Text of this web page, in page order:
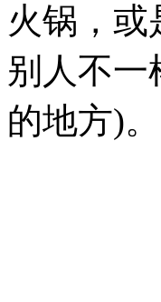
火锅，
别人不一
的地方)。